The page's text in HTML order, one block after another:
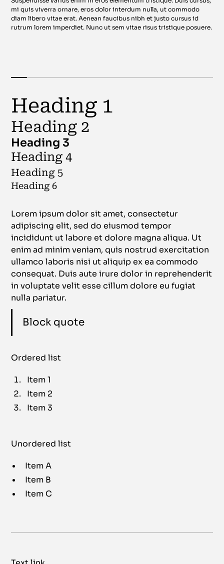
mi quis viverra ornare, eros dolor interdum nulla, ut commodo
diam libero vitae erat. Aenean faucibus nibh et justo cursus id
rutrum lorem imperdiet. Nunc ut sem vitae risus tristique posuere.
Heading 1
Heading 2
Heading 3
Heading 4
Heading 5
Heading 6
Lorem ipsum dolor sit amet, consectetur
adipiscing elit, sed do eiusmod tempor
incididunt ut labore et dolore magna aliqua. Ut
enim ad minim veniam, quis nostrud exercitation
ullamco laboris nisi ut aliquip ex ea commodo
consequat. Duis aute irure dolor in reprehenderit
in voluptate velit esse cillum dolore eu fugiat
nulla pariatur.
Block quote
Ordered list
Item 1
Item 2
Item 3
Unordered list
Item A
Item B
Item C